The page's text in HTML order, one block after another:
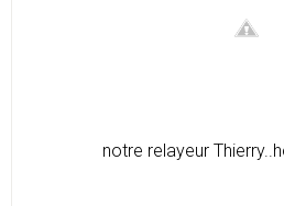
notre relayeur